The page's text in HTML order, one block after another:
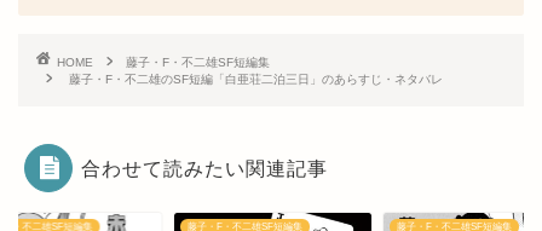
HOME
藤子・F・不二雄SF短編集
藤子・F・不二雄のSF短編「白亜荘二泊三日」のあらすじ・ネタバレ
合わせて読みたい関連記事
F・不二雄SF短編集 藤子・F・不二雄SF短編集 藤子・F・不二雄SF短編集